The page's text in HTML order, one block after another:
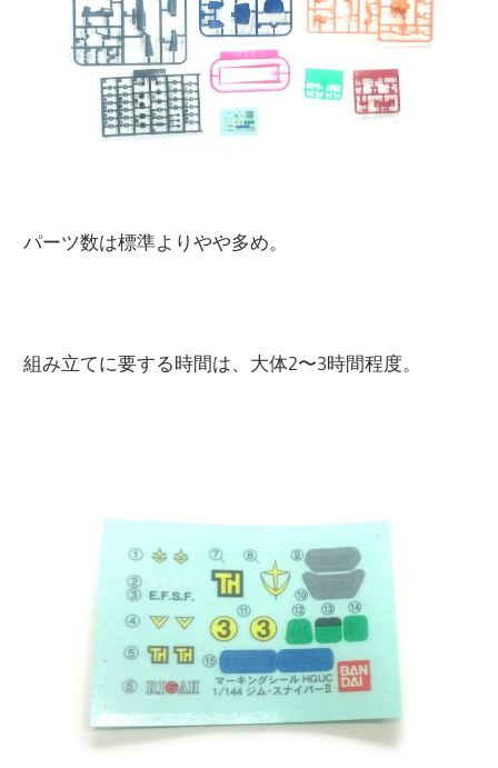
パーツ数は標準よりやや多め。
組み立てに要する時間は、大体2〜3時間程度。